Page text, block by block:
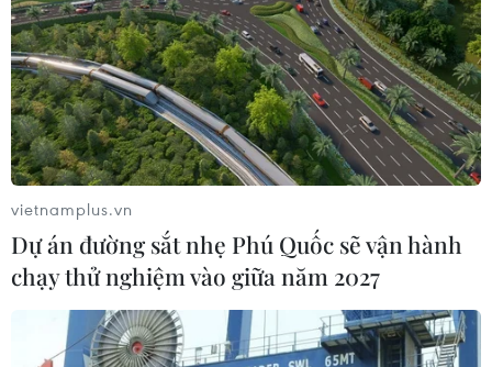
hủy 63 tấn hàng hóa vi phạm pháp luật, gồm thuốc lá,
xì gà, dược liệu, hóa phẩm... trị giá gần 6 tỷ đồng.
vietnamplus.vn
Dự án đường sắt nhẹ Phú Quốc sẽ vận hành
chạy thử nghiệm vào giữa năm 2027